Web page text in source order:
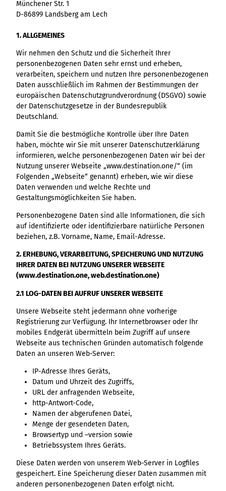
Münchener Str. 1
D-86899 Landsberg am Lech
1. ALLGEMEINES
Wir nehmen den Schutz und die Sicherheit Ihrer
personenbezogenen Daten sehr ernst und erheben,
verarbeiten, speichern und nutzen Ihre personenbezogenen
Daten ausschließlich im Rahmen der Bestimmungen der
europäischen Datenschutzgrundverordnung (DSGVO) sowie
der Datenschutzgesetze in der Bundesrepublik
Deutschland.
Damit Sie die bestmögliche Kontrolle über Ihre Daten
haben, möchte wir Sie mit unserer Datenschutzerklärung
informieren, welche personenbezogenen Daten wir bei der
Nutzung unserer Webseite „www.destination.one/“ (im
Folgenden „Webseite“ genannt) erheben, wie wir diese
Daten verwenden und welche Rechte und
Gestaltungsmöglichkeiten Sie haben.
Personenbezogene Daten sind alle Informationen, die sich
auf identifizierte oder identifizierbare natürliche Personen
beziehen, z.B. Vorname, Name, Email-Adresse.
2. ERHEBUNG, VERARBEITUNG, SPEICHERUNG UND NUTZUNG
IHRER DATEN BEI NUTZUNG UNSERER WEBSEITE
(www.destination.one, web.destination.one)
2.1 LOG-DATEN BEI AUFRUF UNSERER WEBSEITE
Unsere Webseite steht jedermann ohne vorherige
Registrierung zur Verfügung. Ihr Internetbrowser oder Ihr
mobiles Endgerät übermitteln beim Zugriff auf unsere
Webseite aus technischen Gründen automatisch folgende
Daten an unseren Web-Server:
IP-Adresse Ihres Geräts,
Datum und Uhrzeit des Zugriffs,
URL der anfragenden Webseite,
http-Antwort-Code,
Namen der abgerufenen Datei,
Menge der gesendeten Daten,
Browsertyp und –version sowie
Betriebssystem Ihres Geräts.
Diese Daten werden von unserem Web-Server in Logfiles
gespeichert. Eine Speicherung dieser Daten zusammen mit
anderen personenbezogenen Daten erfolgt nicht.